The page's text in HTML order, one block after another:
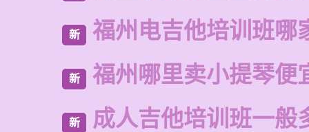
新 福州电吉他培训班哪
新 福州哪里卖小提琴便
新 成人吉他培训班一般